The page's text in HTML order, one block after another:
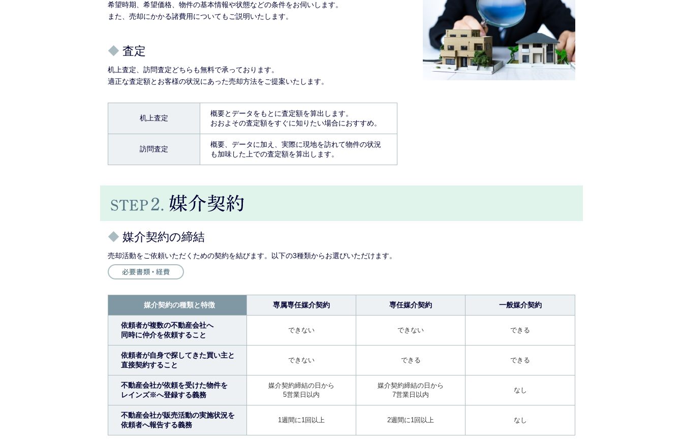
希望時期、希望価格、物件の基本情報や状態などの条件をお伺いします。
また、売却にかかる諸費用についてもご説明いたします。
◆ 査定
机上査定、訪問査定どちらも無料で承っております。
適正な査定額とお客様の状況にあった売却方法をご提案いたします。
机上査定
概要とデータをもとに査定額を算出します。
おおよその査定額をすぐに知りたい場合におすすめ。
訪問査定
概要、データに加え、実際に現地を訪れて物件の状況
も加味した上での査定額を算出します。
◆ 媒介契約の締結
売却活動をご依頼いただくための契約を結びます。以下の3種類からお選びいただけます。
媒介契約の種類と特徴 専属専任媒介契約 専任媒介契約 一般媒介契約
依頼者が複数の不動産会社へ
同時に仲介を依頼すること
できない できない できる
依頼者が自身で探してきた買い主と
直接契約すること
できない できる できる
不動産会社が依頼を受けた物件を
レインズ※へ登録する義務
媒介契約締結の日から
5営業日以内
媒介契約締結の日から
7営業日以内
なし
不動産会社が販売活動の実施状況を
依頼者へ報告する義務
1週間に1回以上 2週間に1回以上 なし